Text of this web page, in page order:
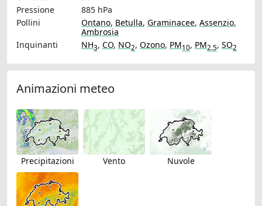
Pressione
885 hPa
Pollini
Ontano, Betulla, Graminacee, Assenzio,
Ambrosia
Inquinanti
NH3, CO, NO2, Ozono, PM10, PM2.5, SO2
Animazioni meteo
Precipitazioni Vento Nuvole